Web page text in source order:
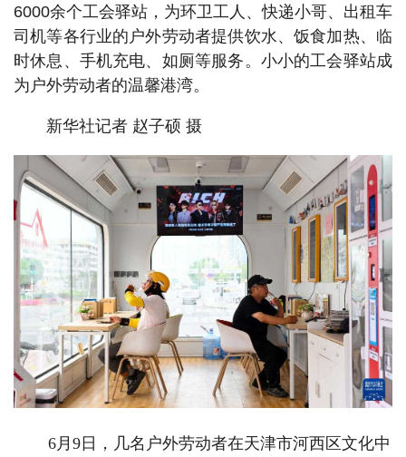
6000余个工会驿站，为环卫工人、快递小哥、出租车
司机等各行业的户外劳动者提供饮水、饭食加热、临
时休息、手机充电、如厕等服务。小小的工会驿站成
为户外劳动者的温馨港湾。
新华社记者 赵子硕 摄
6月9日，几名户外劳动者在天津市河西区文化中